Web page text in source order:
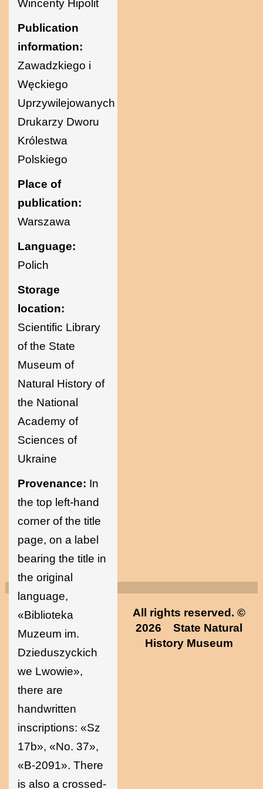
Ukraine
Wincenty Hipolit
Publication
information:
Zawadzkiego i
Węckiego
Uprzywilejowanych
Drukarzy Dworu
Królestwa
Polskiego
Place of
publication:
Warszawa
Language:
Polich
Storage
location:
Scientific Library
of the State
Museum of
Natural History of
the National
Academy of
Sciences of
Ukraine
Provenance: In
the top left-hand
corner of the title
page, on a label
bearing the title in
the original
language,
«Biblioteka
Muzeum im.
Dzieduszyckich
we Lwowie»,
there are
handwritten
inscriptions: «Sz
17b», «No. 37»,
«B-2091». There
is also a crossed-
All rights reserved. ©
2026 State Natural
History Museum